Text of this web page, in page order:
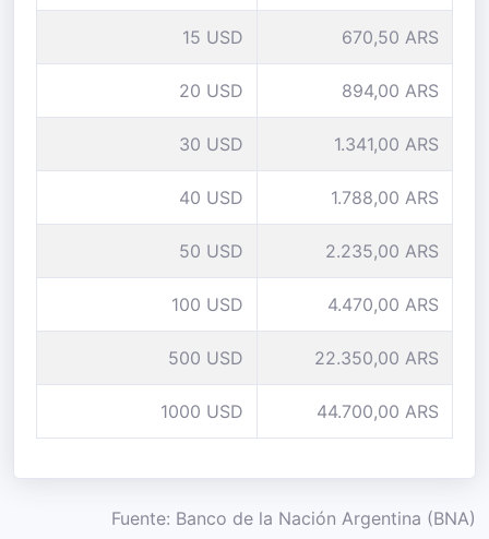
15 USD 670,50 ARS
20 USD 894,00 ARS
30 USD 1.341,00 ARS
40 USD 1.788,00 ARS
50 USD 2.235,00 ARS
100 USD 4.470,00 ARS
500 USD 22.350,00 ARS
1000 USD 44.700,00 ARS
Fuente: Banco de la Nación Argentina (BNA)